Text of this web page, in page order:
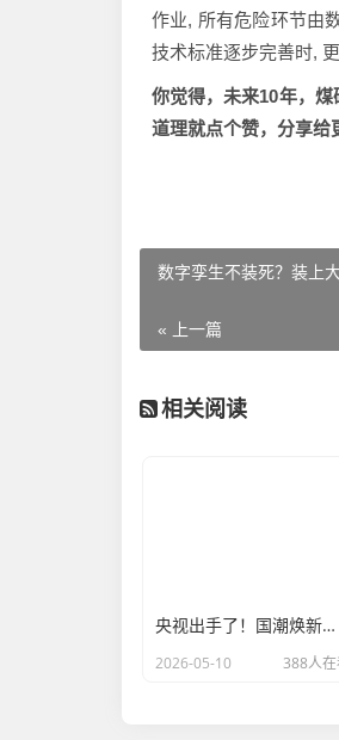
作业, 所有危险环节由
技术标准逐步完善时,
你觉得，未来10年，
道理就点个赞，分享给
数字孪生不装死？装上
« 上一篇
相关阅读
央视出手了！国潮焕新让非遗炸场，这才是文化强国该有的排面
2026-05-10 388人在